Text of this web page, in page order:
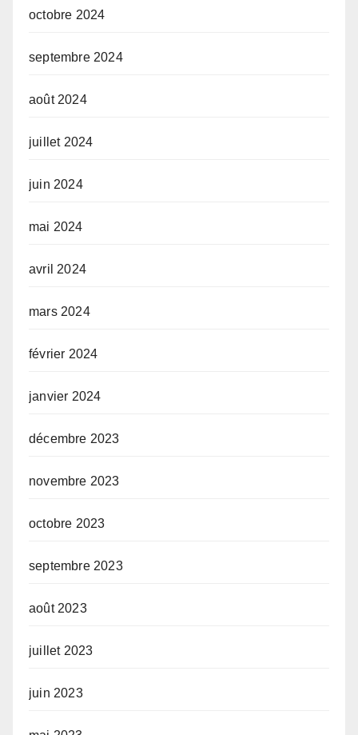
octobre 2024
septembre 2024
août 2024
juillet 2024
juin 2024
mai 2024
avril 2024
mars 2024
février 2024
janvier 2024
décembre 2023
novembre 2023
octobre 2023
septembre 2023
août 2023
juillet 2023
juin 2023